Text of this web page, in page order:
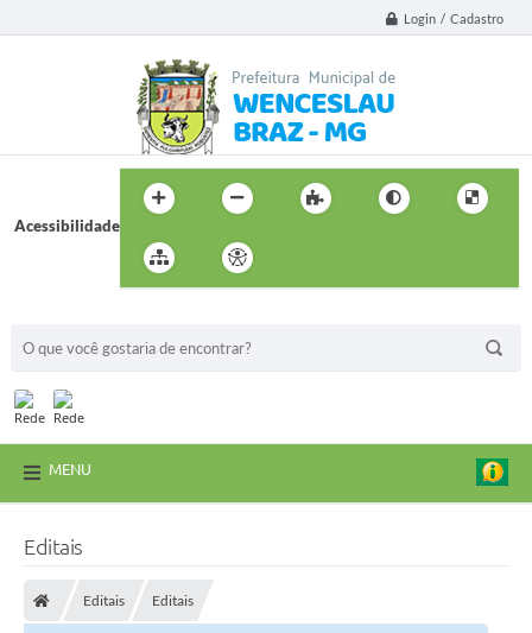
Login / Cadastro
Acessibilidade
MENU
Editais
Editais Editais